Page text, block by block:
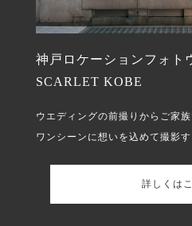
神戸ロケーションフォト
SCARLET KOBE
ウエディングの前撮りからご家
ワンシーンに想いを込めて撮影
詳しくは